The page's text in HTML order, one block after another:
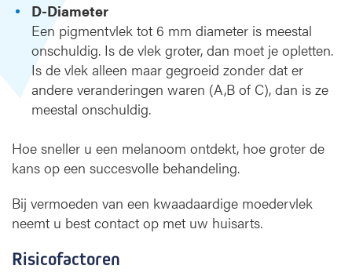
D-Diameter
Een pigmentvlek tot 6 mm diameter is meestal
onschuldig. Is de vlek groter, dan moet je opletten.
Is de vlek alleen maar gegroeid zonder dat er
andere veranderingen waren (A,B of C), dan is ze
meestal onschuldig.
Hoe sneller u een melanoom ontdekt, hoe groter de
kans op een succesvolle behandeling.
Bij vermoeden van een kwaadaardige moedervlek
neemt u best contact op met uw huisarts.
Risicofactoren